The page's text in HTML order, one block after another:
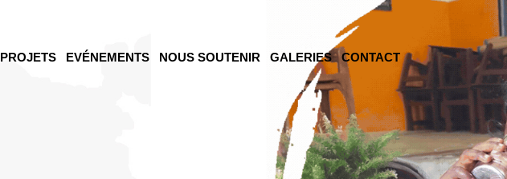
PROJETS EVÉNEMENTS NOUS SOUTENIR GALERIES CONTACT